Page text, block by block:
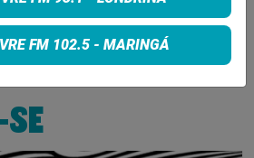
NUNCA
6 de agosto de 2026
SE
FM 102.5 - MARINGÁ